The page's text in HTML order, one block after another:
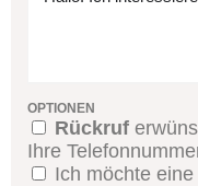
OPTIONEN
Rückruf
Ihre
Ich möchte eine